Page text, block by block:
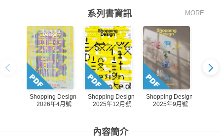
系列書資訊 MORE
Shopping Design-
2026年4月號
Shopping Design-
2025年12月號
Shopping Design-
2025年9月號
內容簡介